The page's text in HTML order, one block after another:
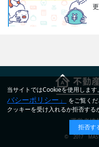
運営者情
© 2017
当サイトではCookieを使用しま
バシーポリシー」
をご覧くだ
クッキーを受け入れるか拒否する
拒否す